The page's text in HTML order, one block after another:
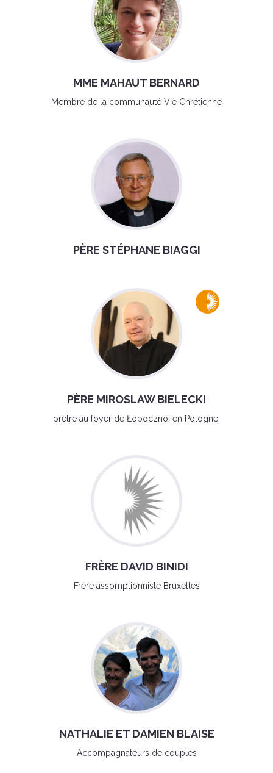
MME MAHAUT BERNARD
Membre de la communauté Vie Chrétienne
PÈRE STÉPHANE BIAGGI
PÈRE MIROSLAW BIELECKI
prêtre au foyer de Łopoczno, en Pologne.
FRÈRE DAVID BINIDI
Frère assomptionniste Bruxelles
NATHALIE ET DAMIEN BLAISE
Accompagnateurs de couples